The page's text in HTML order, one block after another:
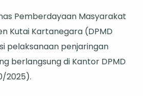
Perangkat
Desa
di
Kukar
Pemberdayaan Masyarakat
Kutai Kartanegara (DPMD
pelaksanaan penjaringan
berlangsung di Kantor DPMD
2025).